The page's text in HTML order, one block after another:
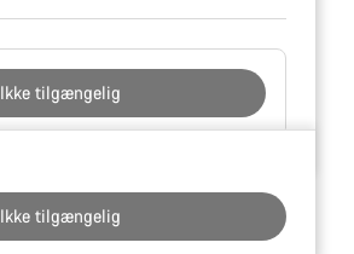
Ikke tilgængelig
Ikke tilgængelig